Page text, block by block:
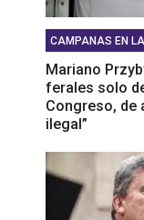
CAMPANAS EN
Mariano
ferales solo
Congreso, de
ilegal”